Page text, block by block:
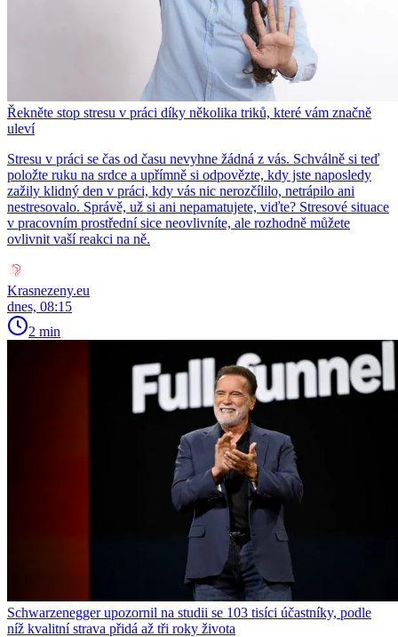
Řekněte stop stresu v práci díky několika triků, které vám značně
uleví
Stresu v práci se čas od času nevyhne žádná z vás. Schválně si teď
položte ruku na srdce a upřímně si odpovězte, kdy jste naposledy
zažily klidný den v práci, kdy vás nic nerozčílilo, netrápilo ani
nestresovalo. Správě, už si ani nepamatujete, viďte? Stresové situace
v pracovním prostřední sice neovlivníte, ale rozhodně můžete
ovlivnit vaší reakci na ně.
Krasnezeny.eu
dnes, 08:15
2 min
Schwarzenegger upozornil na studii se 103 tisíci účastníky, podle
níž kvalitní strava přidá až tři roky života